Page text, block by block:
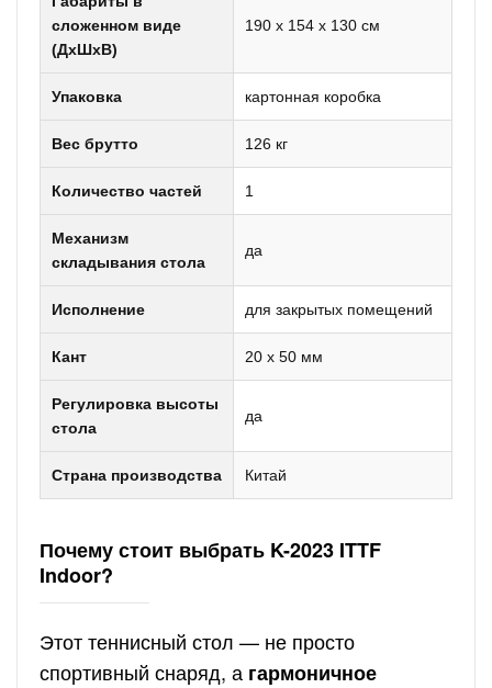
сложенном виде
(ДхШхВ)
190 х 154 х 130 см
Упаковка картонная коробка
Вес брутто 126 кг
Количество частей 1
Механизм
складывания стола
да
Исполнение для закрытых помещений
Кант 20 х 50 мм
Регулировка высоты
стола
да
Страна производства Китай
Почему стоит выбрать K-2023 ITTF
Indoor?
Этот теннисный стол — не просто
спортивный снаряд, а гармоничное